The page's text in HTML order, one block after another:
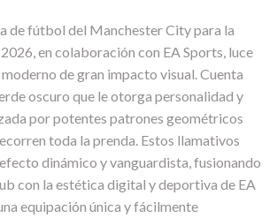
de fútbol del Manchester City para la
en colaboración con EA Sports, luce
de gran impacto visual. Cuenta
oscuro que le otorga personalidad y
por potentes patrones geométricos
toda la prenda. Estos llamativos
dinámico y vanguardista, fusionando
con la estética digital y deportiva de EA
equipación única y fácilmente